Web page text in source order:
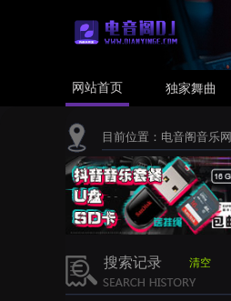
网站首页 独家舞曲
目前位置： 电音阁音乐网
搜索记录 清空